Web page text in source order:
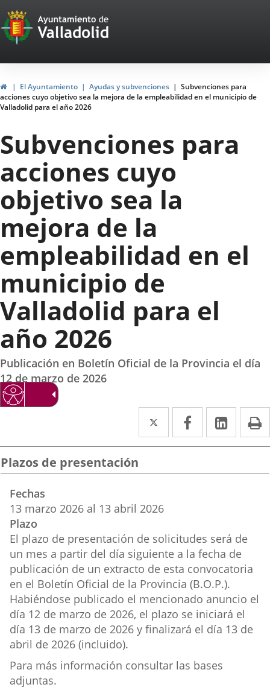
Portal
Web
del
Ayuntamiento
de
Valladolid
InicioEl Ayuntamiento Ayudas y subvenciones
Subvenciones para
acciones cuyo objetivo sea la mejora de la empleabilidad en el municipio de
Valladolid para el año 2026
Subvenciones para
acciones cuyo
objetivo sea la
mejora de la
empleabilidad en el
municipio de
Valladolid para el
año 2026
Publicación en Boletín Oficial de la Provincia el día
12 de marzo de 2026
Twitter
Enlace
a
aplicación
Facebook
Enlace
a
aplicación
Enlace
a
Plazos de presentación
Fechas
13 marzo 2026 al 13 abril 2026
Plazo
El plazo de presentación de solicitudes será de
un mes a partir del día siguiente a la fecha de
publicación de un extracto de esta convocatoria
en el Boletín Oficial de la Provincia (B.O.P.).
Habiéndose publicado el mencionado anuncio el
día 12 de marzo de 2026, el plazo se iniciará el
día 13 de marzo de 2026 y finalizará el día 13 de
abril de 2026 (incluido).
Para más información consultar las bases
adjuntas.